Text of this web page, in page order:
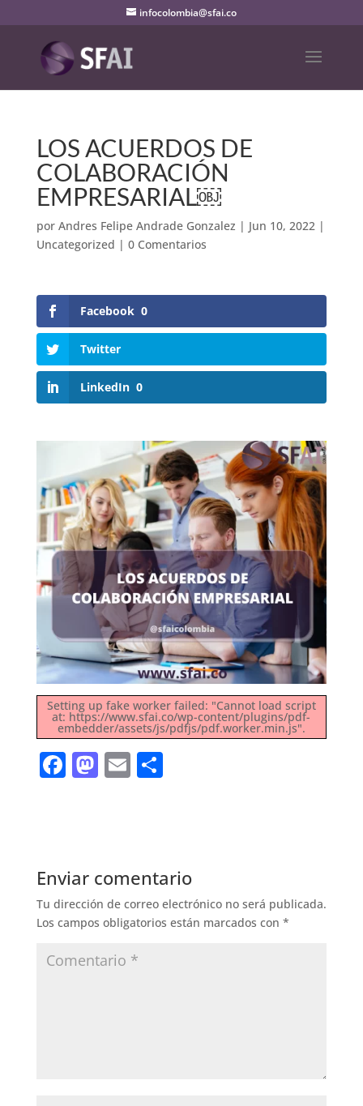
infocolombia@sfai.co
LOS ACUERDOS DE
COLABORACIÓN
EMPRESARIAL￼
por Andres Felipe Andrade Gonzalez | Jun 10, 2022|
Uncategorized | 0 Comentarios
Facebook 0
Twitter
LinkedIn 0
Setting up fake worker failed: "Cannot load script
at: https://www.sfai.co/wp-content/plugins/pdf-
embedder/assets/js/pdfjs/pdf.worker.min.js".
F
b
o
o
M
d
o
n
E S
Enviar comentario
Tu dirección de correo electrónico no será publicada.
Los campos obligatorios están marcados con *